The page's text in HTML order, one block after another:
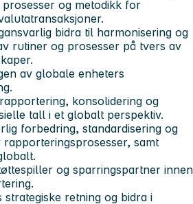
og metodikk for
bidra til harmonisering og
rutiner og prosesser på tvers av
av globale enheters
konsolidering og
tall i et globalt perspektiv.
forbedring, standardisering og
rapporteringsprosesser, samt
og sparringspartner innen
strategiske retning og bidra i